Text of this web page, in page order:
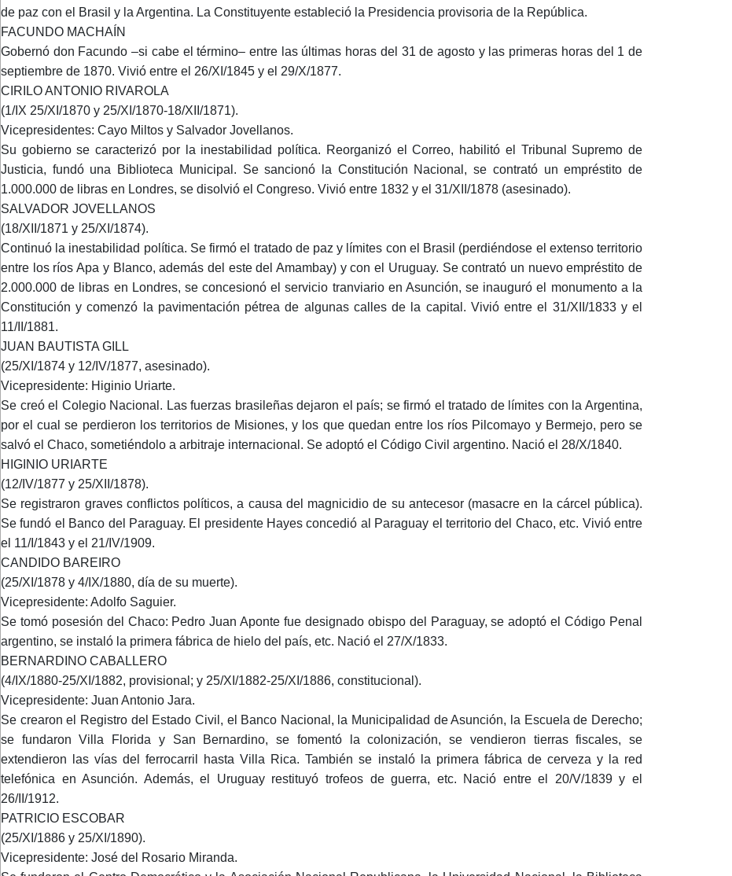
de paz con el Brasil y la Argentina. La Constituyente estableció la Presidencia provisoria de la República.
FACUNDO MACHAÍN
Gobernó don Facundo –si cabe el término– entre las últimas horas del 31 de agosto y las primeras horas del 1 de
septiembre de 1870. Vivió entre el 26/XI/1845 y el 29/X/1877.
CIRILO ANTONIO RIVAROLA
(1/IX 25/XI/1870 y 25/XI/1870-18/XII/1871).
Vicepresidentes: Cayo Miltos y Salvador Jovellanos.
Su gobierno se caracterizó por la inestabilidad política. Reorganizó el Correo, habilitó el Tribunal Supremo de
Justicia, fundó una Biblioteca Municipal. Se sancionó la Constitución Nacional, se contrató un empréstito de
1.000.000 de libras en Londres, se disolvió el Congreso. Vivió entre 1832 y el 31/XII/1878 (asesinado).
SALVADOR JOVELLANOS
(18/XII/1871 y 25/XI/1874).
Continuó la inestabilidad política. Se firmó el tratado de paz y límites con el Brasil (perdiéndose el extenso territorio
entre los ríos Apa y Blanco, además del este del Amambay) y con el Uruguay. Se contrató un nuevo empréstito de
2.000.000 de libras en Londres, se concesionó el servicio tranviario en Asunción, se inauguró el monumento a la
Constitución y comenzó la pavimentación pétrea de algunas calles de la capital. Vivió entre el 31/XII/1833 y el
11/II/1881.
JUAN BAUTISTA GILL
(25/XI/1874 y 12/IV/1877, asesinado).
Vicepresidente: Higinio Uriarte.
Se creó el Colegio Nacional. Las fuerzas brasileñas dejaron el país; se firmó el tratado de límites con la Argentina,
por el cual se perdieron los territorios de Misiones, y los que quedan entre los ríos Pilcomayo y Bermejo, pero se
salvó el Chaco, sometiéndolo a arbitraje internacional. Se adoptó el Código Civil argentino. Nació el 28/X/1840.
HIGINIO URIARTE
(12/IV/1877 y 25/XII/1878).
Se registraron graves conflictos políticos, a causa del magnicidio de su antecesor (masacre en la cárcel pública).
Se fundó el Banco del Paraguay. El presidente Hayes concedió al Paraguay el territorio del Chaco, etc. Vivió entre
el 11/I/1843 y el 21/IV/1909.
CANDIDO BAREIRO
(25/XI/1878 y 4/IX/1880, día de su muerte).
Vicepresidente: Adolfo Saguier.
Se tomó posesión del Chaco: Pedro Juan Aponte fue designado obispo del Paraguay, se adoptó el Código Penal
argentino, se instaló la primera fábrica de hielo del país, etc. Nació el 27/X/1833.
BERNARDINO CABALLERO
(4/IX/1880-25/XI/1882, provisional; y 25/XI/1882-25/XI/1886, constitucional).
Vicepresidente: Juan Antonio Jara.
Se crearon el Registro del Estado Civil, el Banco Nacional, la Municipalidad de Asunción, la Escuela de Derecho;
se fundaron Villa Florida y San Bernardino, se fomentó la colonización, se vendieron tierras fiscales, se
extendieron las vías del ferrocarril hasta Villa Rica. También se instaló la primera fábrica de cerveza y la red
telefónica en Asunción. Además, el Uruguay restituyó trofeos de guerra, etc. Nació entre el 20/V/1839 y el
26/II/1912.
PATRICIO ESCOBAR
(25/XI/1886 y 25/XI/1890).
Vicepresidente: José del Rosario Miranda.